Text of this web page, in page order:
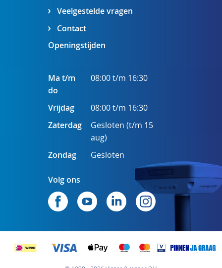
Veelgestelde vragen
Contact
Openingstijden
Ma t/m
do
08:00 t/m 16:30
Vrijdag
08:00 t/m 16:30
Zaterdag
Gesloten (t/m 15
aug)
Zondag
Gesloten
Volg ons